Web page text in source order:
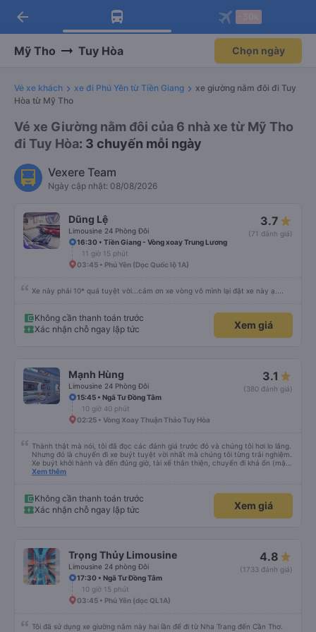
Tải app Vexere ngay!
Nhận ưu đãi thành viên độc
Mở app
Tải app Vexere
-30k/ghế khi đặt vé máy bay qua
Mở app
arrow_back
Mỹ Tho Tuy Hòa Chọn ngày
Vé xe khách xe đi Phú Yên từ Tiền Giang
xe giường nằm đôi đi Tuy
Hòa từ Mỹ Tho
Vé xe Giường nằm đôi của 6 nhà xe từ Mỹ Tho
đi Tuy Hòa: 3 chuyến mỗi ngày
Vexere Team
Ngày cập nhật: 08/08/2026
Dũng Lệ
Limousine 24 Phòng Đôi
3.7
(71 đánh giá)
16:30 • Tiền Giang - Vòng xoay Trung Lương
11 giờ 15 phút
03:45 • Phú Yên (Dọc Quốc lộ 1A)
Xe này phải 10* quá tuyệt vời...cảm ơn xe vòng vô mình lại đặt xe này ạ....
Không cần thanh toán trước
Xác nhận chỗ ngay lập tức
Xem giá
Mạnh Hùng
Limousine 24 Phòng Đôi
3.1
(380 đánh giá)
15:45 • Ngã Tư Đồng Tâm
10 giờ 40 phút
02:25 • Vòng Xoay Thuận Thảo Tuy Hòa
Thành thật mà nói, tôi đã đọc các đánh giá trước đó và chúng tôi hơi lo lắng.
Nhưng đó là chuyến đi xe buýt tuyệt vời nhất mà chúng tôi từng trải nghiệm.
Xe buýt khởi hành và đến đúng giờ, tài xế thân thiện, chuyến đi khá ổn (mặc
dù vẫn hơi xóc, nhưng đó là đặc trưng của Việt Nam ^^), và chỗ ngồi thoải
Xem thêm
Không cần thanh toán trước
Xác nhận chỗ ngay lập tức
Xem giá
Trọng Thủy Limousine
Limousine 24 phòng Đôi
4.8
(1733 đánh giá)
17:30 • Ngã Tư Đồng Tâm
10 giờ 15 phút
03:45 • Phú Yên (dọc QL1A)
Tôi đã sử dụng xe giường nằm này hai lần để đi từ Nha Trang đến Cần Thơ.